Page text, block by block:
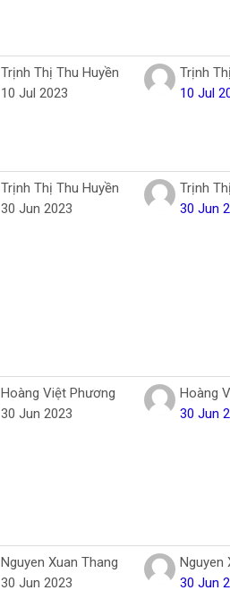
Trịnh Thị Thu Huyền
10 Jul 2023
Trịnh
10 Jul
Trịnh Thị Thu Huyền
30 Jun 2023
Trịnh
30 Jun
Hoàng Việt Phương
30 Jun 2023
Hoàng
30 Jun
Nguyen Xuan Thang
30 Jun 2023
Nguyen
30 Jun